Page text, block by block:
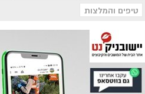
טיפים והמלצות